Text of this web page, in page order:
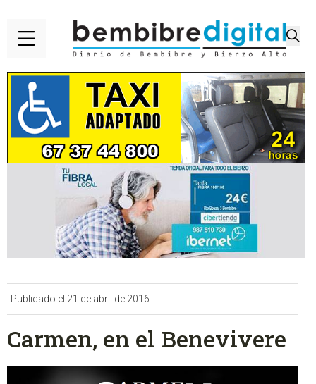
Publicado el 21 de abril de 2016
Carmen, en el Benevivere